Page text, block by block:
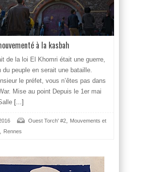
à la kasbah
de la loi El Khomri était une guerre,
du peuple en serait une bataille.
le préfet, vous n’êtes pas dans
Mise au point Depuis le 1er mai
[...]
Ouest Torch' #2, Mouvements et
, Rennes